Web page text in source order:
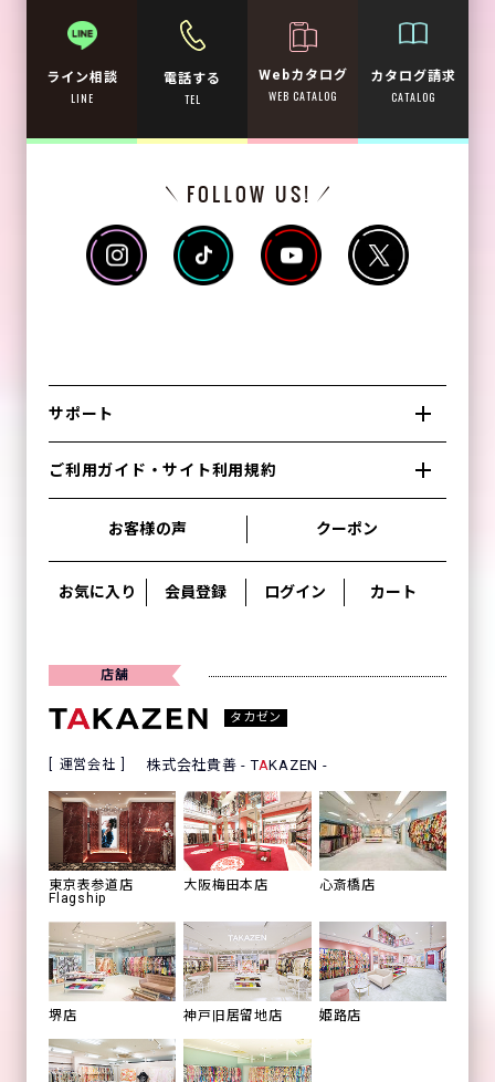
ライン相談
LINE
電話する
TEL
Webカタログ
WEB CATALOG
カタログ請求
CATALOG
サポート
ご利用ガイド・サイト利用規約
お客様の声 クーポン
お気に入り 会員登録 ログイン カート
店舗
タカゼン
運営会社 株式会社貴善 - TAKAZEN -
東京表参道店
Flagship
大阪梅田本店 心斎橋店
堺店 神戸旧居留地店 姫路店